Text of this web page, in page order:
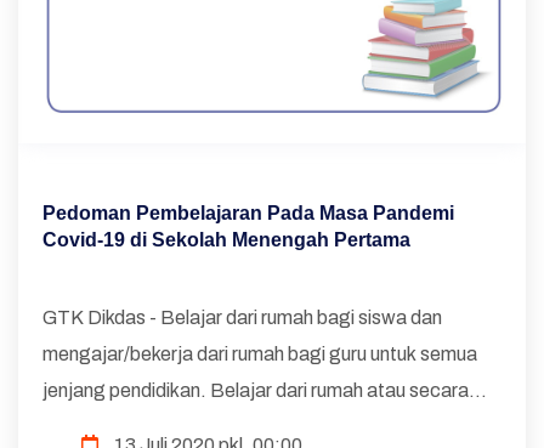
Pedoman Pembelajaran Pada Masa Pandemi
Covid-19 di Sekolah Menengah Pertama
GTK Dikdas - Belajar dari rumah bagi siswa dan
mengajar/bekerja dari rumah bagi guru untuk semua
jenjang pendidikan. Belajar dari rumah atau secara